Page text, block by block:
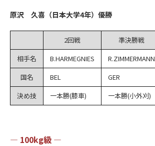
原沢 久喜（日本大学4年）優勝
2回戦 準決勝戦
相手名
B.HARMEGNIES R.ZIMMERMANN
国名
BEL GER
決め技
一本勝(膝車) 一本勝(小外刈)
― 100kg級 ―